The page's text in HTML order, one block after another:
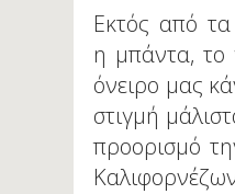
Εκτός από
η μπάντα, το
όνειρο μας
στιγμή
προορισμό